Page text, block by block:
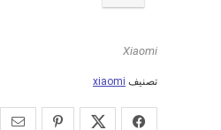
Xiaomi
تصنيف xiaomi